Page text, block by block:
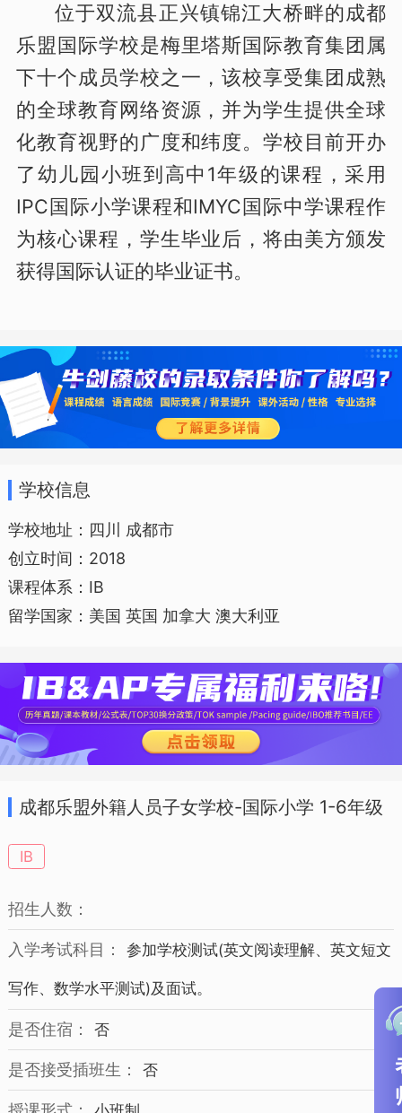
位于双流县正兴镇锦江大桥畔的成都
乐盟国际学校是梅里塔斯国际教育集团属
下十个成员学校之一，该校享受集团成熟
的全球教育网络资源，并为学生提供全球
化教育视野的广度和纬度。学校目前开办
了幼儿园小班到高中1年级的课程，采用
IPC国际小学课程和IMYC国际中学课程作
为核心课程，学生毕业后，将由美方颁发
获得国际认证的毕业证书。
学校信息
学校地址：四川 成都市
创立时间：2018
课程体系：IB
留学国家：美国 英国 加拿大 澳大利亚
成都乐盟外籍人员子女学校-国际小学 1-6年级
IB
招生人数：
入学考试科目： 参加学校测试(英文阅读理解、英文短文
写作、数学水平测试)及面试。
是否住宿： 否
是否接受插班生： 否